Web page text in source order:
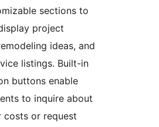
sections to
project
ideas, and
listings. Built-in
buttons enable
to inquire about
costs or request